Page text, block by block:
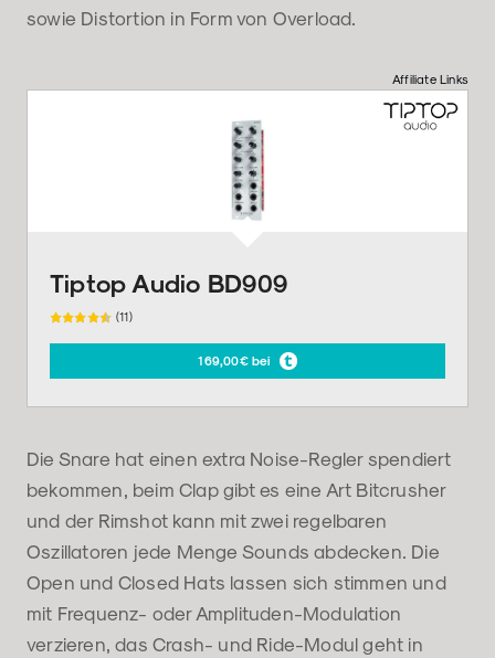
sowie Distortion in Form von Overload.
Affiliate Links
Tiptop Audio BD909
(11)
169,00€ bei
Die Snare hat einen extra Noise-Regler spendiert
bekommen, beim Clap gibt es eine Art Bitcrusher
und der Rimshot kann mit zwei regelbaren
Oszillatoren jede Menge Sounds abdecken. Die
Open und Closed Hats lassen sich stimmen und
mit Frequenz- oder Amplituden-Modulation
verzieren, das Crash- und Ride-Modul geht in